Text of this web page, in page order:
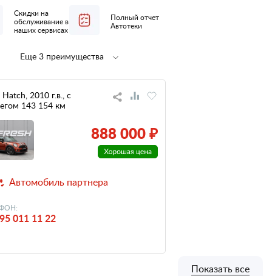
Скидки на
обслуживание в
наших сервисах
Полный отчет
Автотеки
Полная
низкий
налог
Еще 3 преимущества
2010 г.в., с
143 154 км
888 000 ₽
Автомобиль партнера
011 11 22
Показать все